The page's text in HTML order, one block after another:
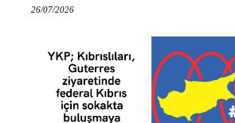
26/07/2026